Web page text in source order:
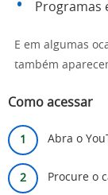
Programas
E em algumas
também
Como acessar
Abra o
Procure o